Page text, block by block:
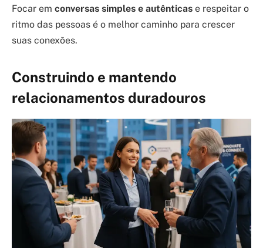
Focar em conversas simples e autênticas e respeitar o
ritmo das pessoas é o melhor caminho para crescer
suas conexões.
Construindo e mantendo
relacionamentos duradouros